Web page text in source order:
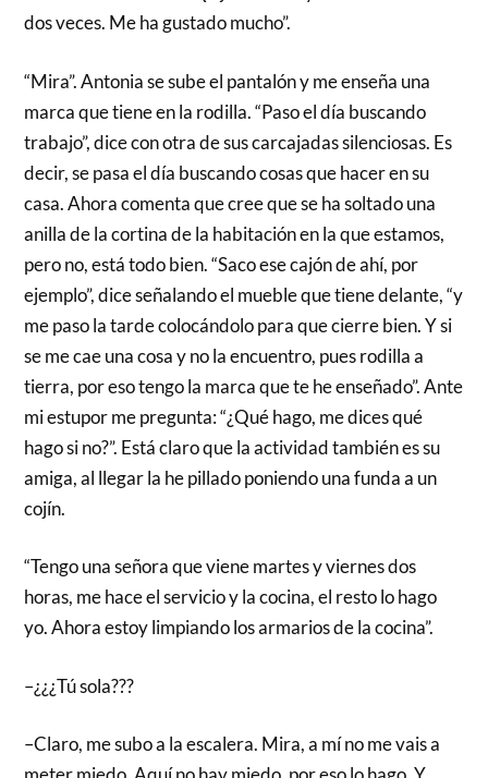
dos veces. Me ha gustado mucho”.
“Mira”. Antonia se sube el pantalón y me enseña una
marca que tiene en la rodilla. “Paso el día buscando
trabajo”, dice con otra de sus carcajadas silenciosas. Es
decir, se pasa el día buscando cosas que hacer en su
casa. Ahora comenta que cree que se ha soltado una
anilla de la cortina de la habitación en la que estamos,
pero no, está todo bien. “Saco ese cajón de ahí, por
ejemplo”, dice señalando el mueble que tiene delante, “y
me paso la tarde colocándolo para que cierre bien. Y si
se me cae una cosa y no la encuentro, pues rodilla a
tierra, por eso tengo la marca que te he enseñado”. Ante
mi estupor me pregunta: “¿Qué hago, me dices qué
hago si no?”. Está claro que la actividad también es su
amiga, al llegar la he pillado poniendo una funda a un
cojín.
“Tengo una señora que viene martes y viernes dos
horas, me hace el servicio y la cocina, el resto lo hago
yo. Ahora estoy limpiando los armarios de la cocina”.
–¿¿¿Tú sola???
–Claro, me subo a la escalera. Mira, a mí no me vais a